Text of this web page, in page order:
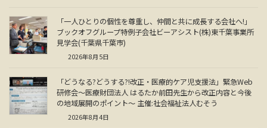
「一人ひとりの個性を尊重し、仲間と共に成長する会社へ!」
ブックオフグループ特例子会社ビーアシスト(株)東千葉事業所
見学会(千葉県千葉市)
2026年8月5日
「どうなる?どうする?!改正・医療的ケア児支援法」緊急Web
研修会～医療財団法人 はるたか前田先生から改正内容と今後
の地域展開のポイント～ 主催:社会福祉法人むそう
2026年8月4日